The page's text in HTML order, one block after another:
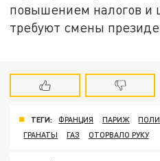
повышением налогов и
требуют смены
ТЕГИ: ФРАНЦИЯ ПАРИЖ
ГРАНАТЫ
ГАЗ ОТОРВАЛО РУКУ